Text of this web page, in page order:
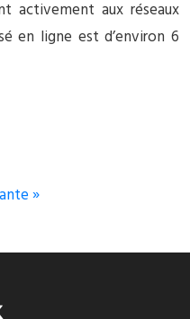
activement aux réseaux
en ligne est d’environ 6
»